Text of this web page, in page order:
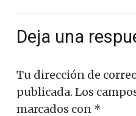
Deja una
Tu dirección de
publicada. Los
marcados con *